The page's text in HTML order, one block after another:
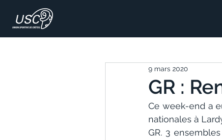
GR :
9 mars 2020
Ce week-end a
nationales à
GR. 3